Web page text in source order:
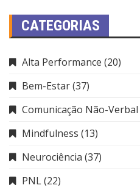
CATEGORIAS
Alta Performance (20)
Bem-Estar(37)
Comunicação Não-Verbal
Mindfulness (13)
Neurociência (37)
PNL(22)